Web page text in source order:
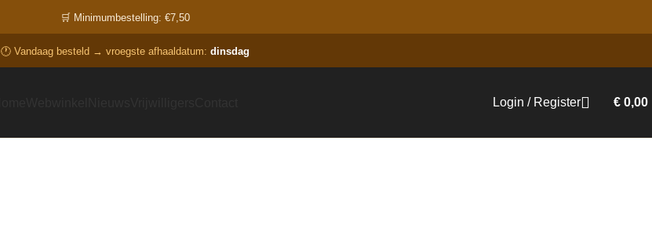
🛒 Minimumbestelling: €7,50
🕐 Vandaag besteld → vroegste afhaaldatum: dinsdag
Login / Register € 0,00